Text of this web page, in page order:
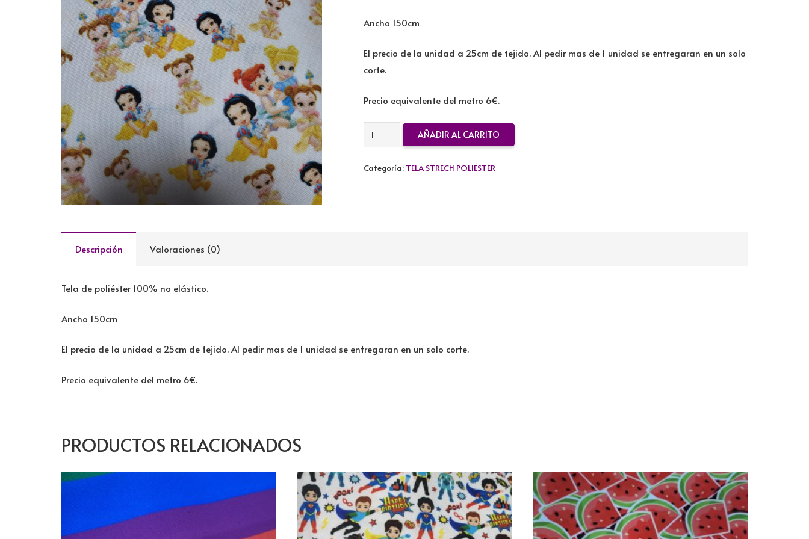
Ancho 150cm
El precio de la unidad a 25cm de tejido. Al pedir mas de 1 unidad se entregaran en un solo
corte.
Precio equivalente del metro 6€.
TELA
POLIESTER
AÑADIR AL CARRITO
Categoría: TELA STRECH POLIESTER
Descripción Valoraciones (0)
Tela de poliéster 100% no elástico.
Ancho 150cm
El precio de la unidad a 25cm de tejido. Al pedir mas de 1 unidad se entregaran en un solo corte.
Precio equivalente del metro 6€.
PRODUCTOS RELACIONADOS